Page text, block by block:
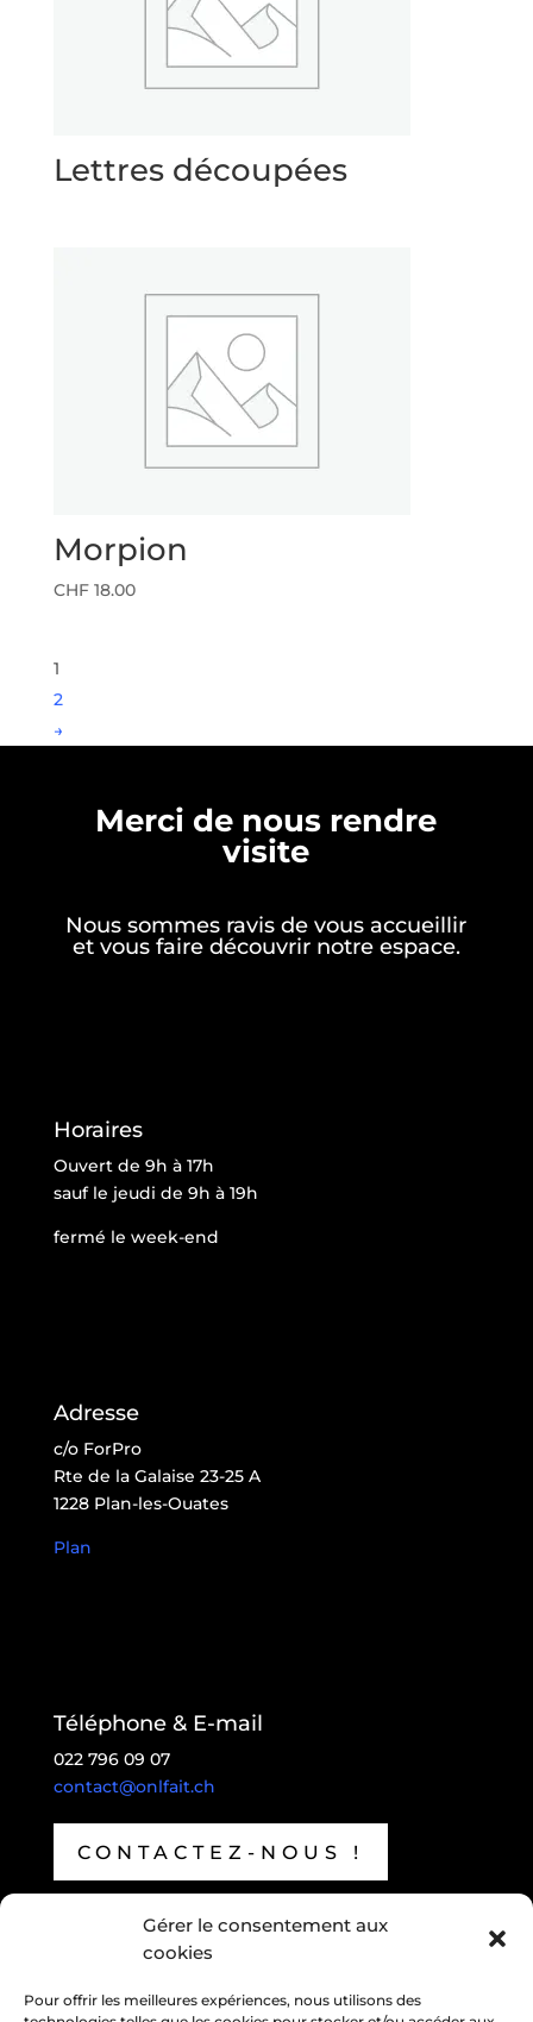
Gérer le consentement aux
cookies
Pour offrir les meilleures expériences, nous utilisons des
Lettres découpées
Morpion
CHF18.00
1
2
→
Merci de nous rendre
visite
Nous sommes ravis de vous accueillir
et vous faire découvrir notre espace.
Horaires
Ouvert de 9h à 17h
sauf le jeudi de 9h à 19h
fermé le week-end
Adresse
c/o ForPro
Rte de la Galaise 23-25 A
1228 Plan-les-Ouates
Plan
Téléphone & E-mail
022 796 09 07
contact@onlfait.ch
CONTACTEZ-NOUS !
Suivre
Suivre